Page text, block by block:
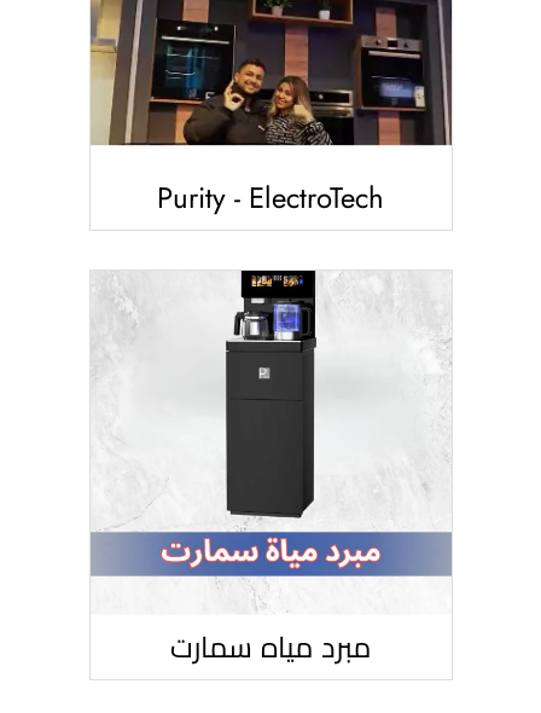
Purity - ElectroTech
مبرد مياه سمارت